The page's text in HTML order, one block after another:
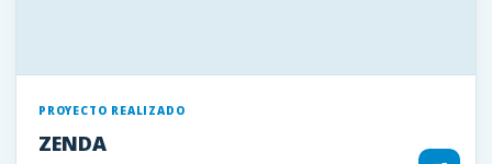
PROYECTO REALIZADO
ZENDA